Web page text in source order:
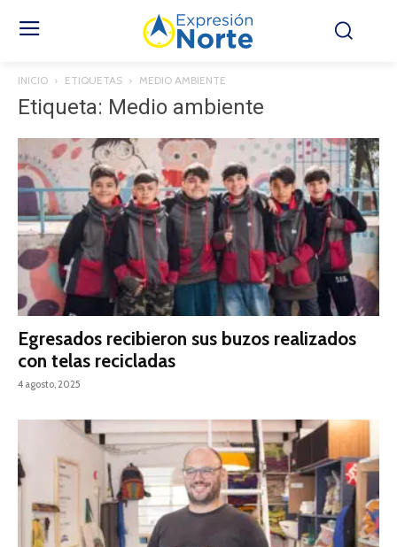
INICIO ETIQUETAS MEDIO AMBIENTE
Etiqueta: Medio ambiente
Egresados recibieron sus buzos realizados
con telas recicladas
4 agosto, 2025